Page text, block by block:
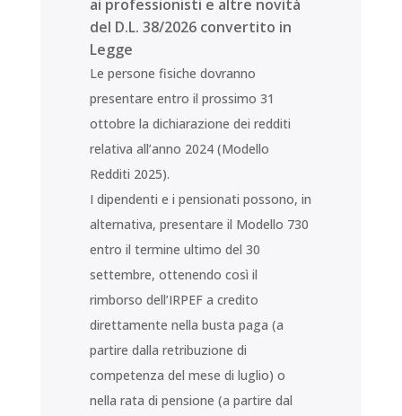
ai professionisti e altre novità
del D.L. 38/2026 convertito in
Legge
Le persone fisiche dovranno
presentare entro il prossimo 31
ottobre la dichiarazione dei redditi
relativa all’anno 2024 (Modello
Redditi 2025).
I dipendenti e i pensionati possono, in
alternativa, presentare il Modello 730
entro il termine ultimo del 30
settembre, ottenendo così il
rimborso dell’IRPEF a credito
direttamente nella busta paga (a
partire dalla retribuzione di
competenza del mese di luglio) o
nella rata di pensione (a partire dal